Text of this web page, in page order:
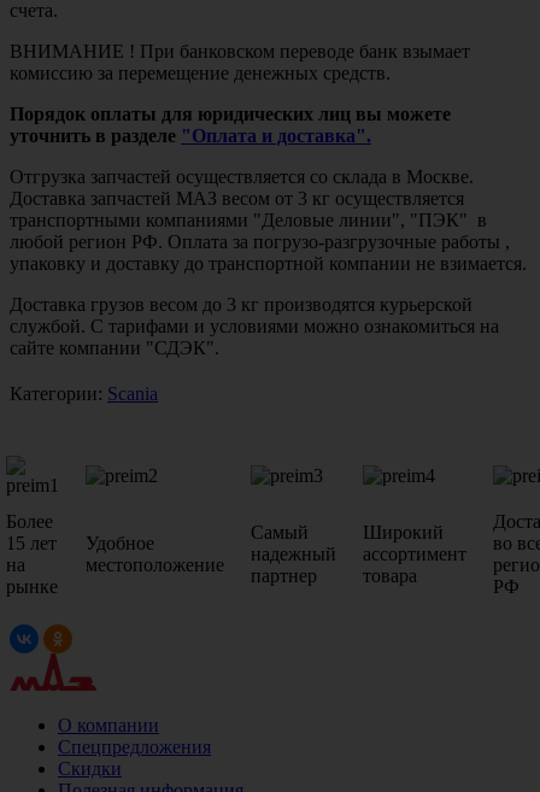
счета.
ВНИМАНИЕ ! При банковском переводе банк взымает
комиссию за перемещение денежных средств.
Порядок оплаты для юридических лиц вы можете
уточнить в разделе "Оплата и доставка".
Отгрузка запчастей осуществляется со склада в Москве.
Доставка запчастей МАЗ весом от 3 кг осуществляется
транспортными компаниями "Деловые линии", "ПЭК" в
любой регион РФ. Оплата за погрузо-разгрузочные работы ,
упаковку и доставку до транспортной компании не взимается.
Доставка грузов весом до 3 кг производятся курьерской
службой. С тарифами и условиями можно ознакомиться на
сайте компании "СДЭК".
Категории: Scania
Более
15 лет
на
рынке
Удобное
местоположение
Самый
надежный
партнер
Широкий
ассортимент
товара
во
РФ
О компании
Спецпредложения
Скидки